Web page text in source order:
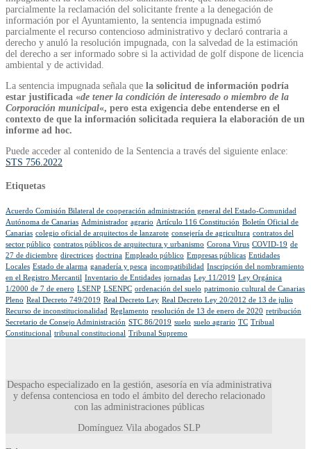
parcialmente la reclamación del solicitante frente a la denegación de
información por el Ayuntamiento, la sentencia impugnada estimó
parcialmente el recurso contencioso administrativo y declaró contraria a
derecho y anuló la resolución impugnada, con la salvedad de la estimación
del derecho a ser informado sobre si la actividad de golf dispone de licencia
ambiental y de actividad.
La sentencia impugnada señala que la solicitud de información podría
estar justificada «de tener la condición de interesado o miembro de la
Corporación municipal«, pero esta exigencia debe entenderse en el
contexto de que la información solicitada requiera la elaboración de un
informe ad hoc.
Puede acceder al contenido de la Sentencia a través del siguiente enlace:
STS 756.2022
Etiquetas
Acuerdo Comisión Bilateral de cooperación administración general del Estado-Comunidad
Autónoma de Canarias Administrador agrario Artículo 116 Constitución Boletín Oficial de
Canarias colegio oficial de arquitectos de lanzarote consejería de agricultura contratos del
sector público contratos públicos de arquitectura y urbanismo Corona Virus COVID-19 de
27 de diciembre directrices doctrina Empleado público Empresas públicas Entidades
Locales Estado de alarma ganadería y pesca incompatibilidad Inscripción del nombramiento
en el Registro Mercantil Inventario de Entidades jornadas Ley 11/2019 Ley Orgánica
1/2000 de 7 de enero LSENP LSENPC ordenación del suelo patrimonio cultural de Canarias
Pleno Real Decreto 749/2019 Real Decreto Ley Real Decreto Ley 20/2012 de 13 de julio
Recurso de inconstitucionalidad Reglamento resolución de 13 de enero de 2020 retribución
Secretario de Consejo Administración STC 86/2019 suelo suelo agrario TC Tribual
Constitucional tribunal constitucional Tribunal Supremo
Despacho especializado en la gestión, asesoría en vía administrativa
y defensa contenciosa en todo el ámbito del derecho relacionado
con las administraciones públicas
Domínguez Vila abogados SLP